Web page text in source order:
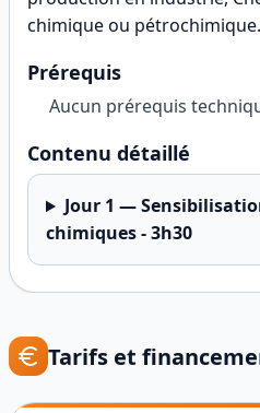
chimique ou pétrochimique.
Prérequis
Aucun prérequis
Contenu détaillé
Jour 1 —
chimiques - 3h30
Tarifs et